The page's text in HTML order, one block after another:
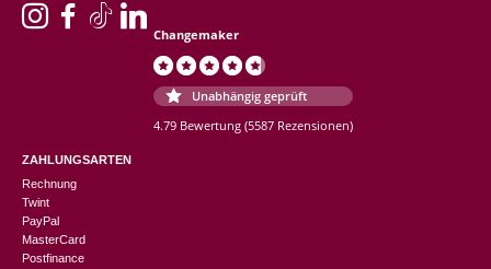
Changemaker
Unabhängig geprüft
4.79 Bewertung (5587 Rezensionen)
ZAHLUNGSARTEN
Rechnung
Twint
PayPal
MasterCard
Postfinance